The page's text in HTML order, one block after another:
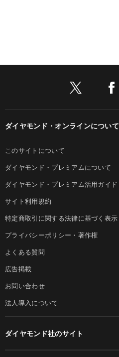
ダイヤモンド・オンラインについて
このサイトについて
ダイヤモンド・プレミアムについて
ダイヤモンド・プレミアム活用ガイド
サイト利用規約
特定商取引に関する法律に基づく表示
プライバシーポリシー・著作権
よくある質問
広告掲載
お問い合わせ
法人導入について
ダイヤモンド社のサイト